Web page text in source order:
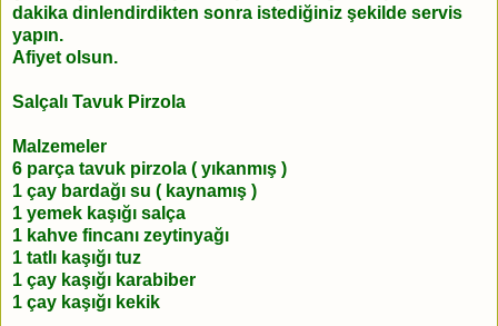
dakika dinlendirdikten sonra istediğiniz şekilde servis
yapın.
Afiyet olsun.
Salçalı Tavuk Pirzola
Malzemeler
6 parça tavuk pirzola ( yıkanmış )
1 çay bardağı su ( kaynamış )
1 yemek kaşığı salça
1 kahve fincanı zeytinyağı
1 tatlı kaşığı tuz
1 çay kaşığı karabiber
1 çay kaşığı kekik